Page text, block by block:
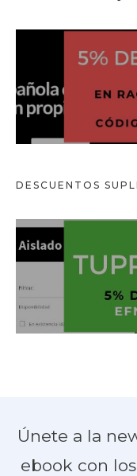
DESCUENTOS
Únete a la
ebook con los